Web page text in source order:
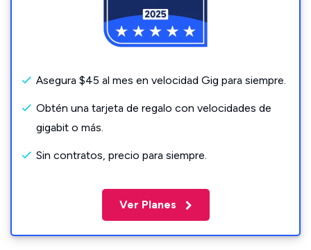
Asegura $45 al mes en velocidad Gig para siempre.
Obtén una tarjeta de regalo con velocidades de
gigabit o más.
Sin contratos, precio para siempre.
Ver Planes